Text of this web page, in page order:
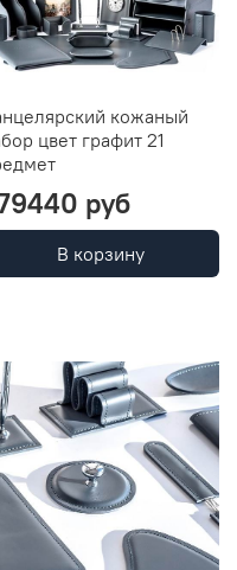
кожаный
цвет графит 21
руб
В корзину